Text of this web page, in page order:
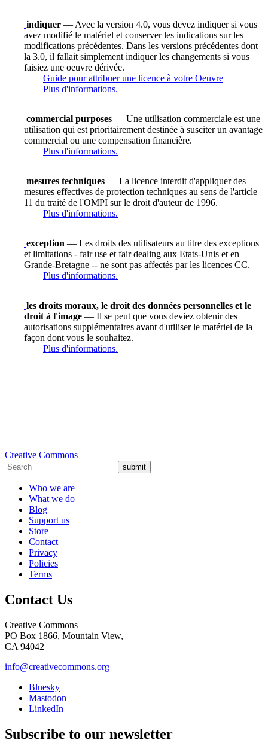
indiquer — Avec la version 4.0, vous devez indiquer si vous
avez modifié le matériel et conserver les indications sur les
modifications précédentes. Dans les versions précédentes dont
la 3.0, il fallait simplement indiquer les changements si vous
faisiez une oeuvre dérivée.
Guide pour attribuer une licence à votre Oeuvre
Plus d'informations.
commercial purposes — Une utilisation commerciale est une
utilisation qui est prioritairement destinée à susciter un avantage
commercial ou une compensation financière.
Plus d'informations.
mesures techniques — La licence interdit d'appliquer des
mesures effectives de protection techniques au sens de l'article
11 du traité de l'OMPI sur le droit d'auteur de 1996.
Plus d'informations.
exception — Les droits des utilisateurs au titre des exceptions
et limitations - fair use et fair dealing aux Etats-Unis et en
Grande-Bretagne -- ne sont pas affectés par les licences CC.
Plus d'informations.
les droits moraux, le droit des données personnelles et le
droit à l'image — Il se peut que vous deviez obtenir des
autorisations supplémentaires avant d'utiliser le matériel de la
façon dont vous le souhaitez.
Plus d'informations.
Creative Commons
submit
Who we are
What we do
Blog
Support us
Store
Contact
Privacy
Policies
Terms
Contact Us
Creative Commons
PO Box 1866, Mountain View,
CA 94042
info@creativecommons.org
Bluesky
Mastodon
LinkedIn
Subscribe to our newsletter